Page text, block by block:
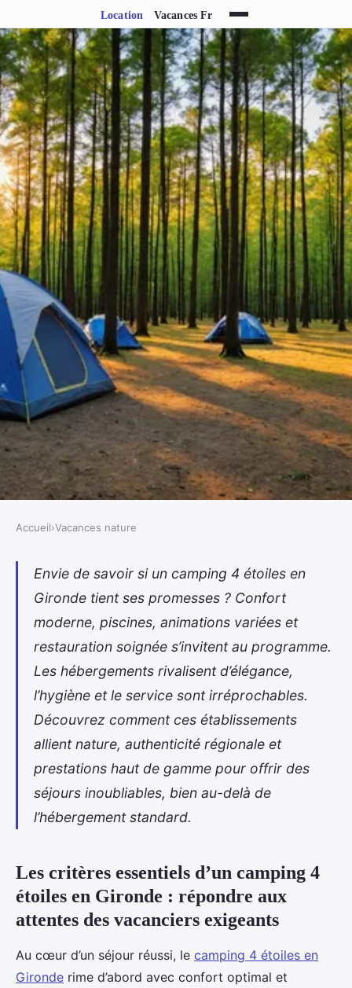
Qu'attendre d'un hébergement 4
étoiles en camping en gironde ?
Accueil›Vacances nature
Envie de savoir si un camping 4 étoiles en
Gironde tient ses promesses ? Confort
moderne, piscines, animations variées et
restauration soignée s’invitent au programme.
Les hébergements rivalisent d’élégance,
l’hygiène et le service sont irréprochables.
Découvrez comment ces établissements
allient nature, authenticité régionale et
prestations haut de gamme pour offrir des
séjours inoubliables, bien au-delà de
l’hébergement standard.
Les critères essentiels d’un camping 4
étoiles en Gironde : répondre aux
attentes des vacanciers exigeants
Au cœur d’un séjour réussi, le camping 4 étoiles en
Gironde rime d’abord avec confort optimal et